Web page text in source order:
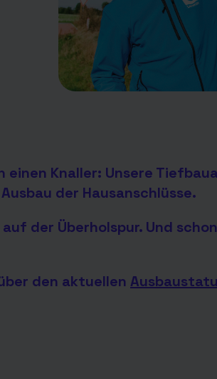
Knaller: Unsere
der Hausanschlüsse.
der Überholspur. Und
den aktuellen